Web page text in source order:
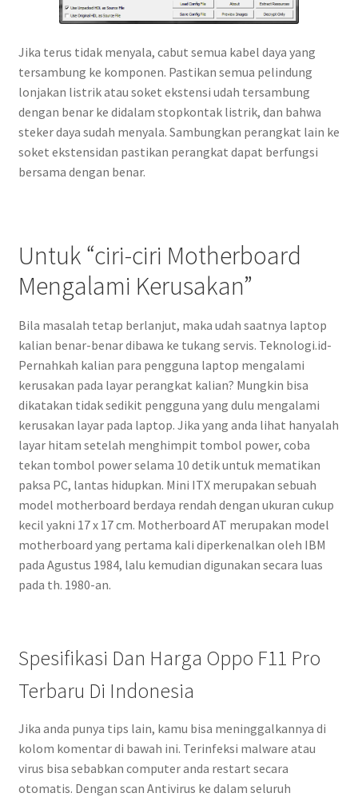
Jika terus tidak menyala, cabut semua kabel daya yang
tersambung ke komponen. Pastikan semua pelindung
lonjakan listrik atau soket ekstensi udah tersambung
dengan benar ke didalam stopkontak listrik, dan bahwa
steker daya sudah menyala. Sambungkan perangkat lain ke
soket ekstensidan pastikan perangkat dapat berfungsi
bersama dengan benar.
Untuk “ciri-ciri Motherboard
Mengalami Kerusakan”
Bila masalah tetap berlanjut, maka udah saatnya laptop
kalian benar-benar dibawa ke tukang servis. Teknologi.id-
Pernahkah kalian para pengguna laptop mengalami
kerusakan pada layar perangkat kalian? Mungkin bisa
dikatakan tidak sedikit pengguna yang dulu mengalami
kerusakan layar pada laptop. Jika yang anda lihat hanyalah
layar hitam setelah menghimpit tombol power, coba
tekan tombol power selama 10 detik untuk mematikan
paksa PC, lantas hidupkan. Mini ITX merupakan sebuah
model motherboard berdaya rendah dengan ukuran cukup
kecil yakni 17 x 17 cm. Motherboard AT merupakan model
motherboard yang pertama kali diperkenalkan oleh IBM
pada Agustus 1984, lalu kemudian digunakan secara luas
pada th. 1980-an.
Spesifikasi Dan Harga Oppo F11 Pro
Terbaru Di Indonesia
Jika anda punya tips lain, kamu bisa meninggalkannya di
kolom komentar di bawah ini. Terinfeksi malware atau
virus bisa sebabkan computer anda restart secara
otomatis. Dengan scan Antivirus ke dalam seluruh